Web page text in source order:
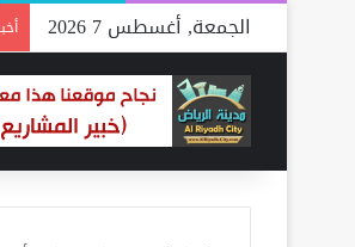
الجمعة, أغسطس 7 2026